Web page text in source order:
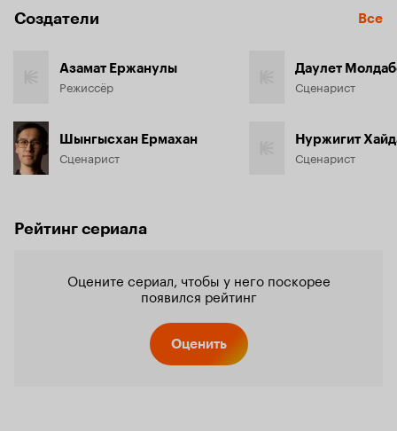
Создатели Все
Азамат Ержанулы
Режиссёр
Шынгысхан Ермахан
Сценарист
Даулет
Сценарист
Нуржигит
Сценарист
Рейтинг сериала
Оцените сериал, чтобы у него поскорее
появился рейтинг
Оценить